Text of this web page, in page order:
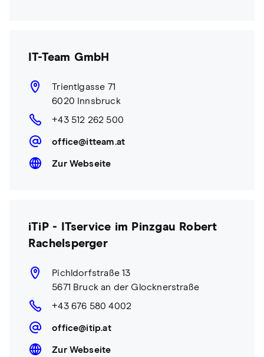
IT-Team GmbH
Trientlgasse 71
6020 Innsbruck
+43 512 262 500
office@itteam.at
Zur Webseite
iTiP - ITservice im Pinzgau Robert
Rachelsperger
Pichldorfstraße 13
5671 Bruck an der Glocknerstraße
+43 676 580 4002
office@itip.at
Zur Webseite